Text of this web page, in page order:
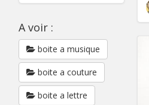
A voir :
boite a musique
boite a couture
boite a lettre